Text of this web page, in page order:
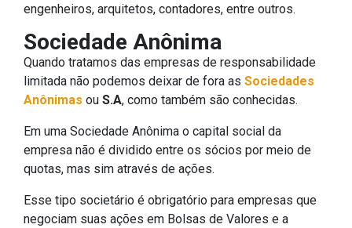
engenheiros, arquitetos, contadores, entre outros.
Sociedade Anônima
Quando tratamos das empresas de responsabilidade
limitada não podemos deixar de fora as Sociedades
Anônimas ou S.A, como também são conhecidas.
Em uma Sociedade Anônima o capital social da
empresa não é dividido entre os sócios por meio de
quotas, mas sim através de ações.
Esse tipo societário é obrigatório para empresas que
negociam suas ações em Bolsas de Valores e a